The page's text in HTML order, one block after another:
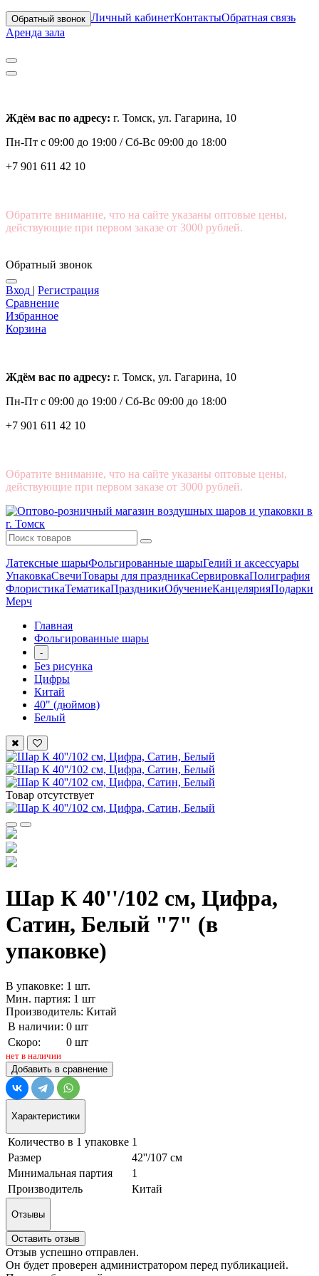
Обратный звонок Личный кабинетКонтактыОбратная связь
Аренда зала
Ждём вас по адресу: г. Томск, ул. Гагарина, 10
Пн-Пт с 09:00 до 19:00 /Сб-Вс 09:00 до 18:00
+7 901 611 42 10
Обратите внимание, что на сайте указаны оптовые цены,
действующие при первом заказе от 3000 рублей.
Обратный звонок
Вход | Регистрация
Сравнение
Избранное
Корзина
Ждём вас по адресу: г. Томск, ул. Гагарина, 10
Пн-Пт с 09:00 до 19:00 /Сб-Вс 09:00 до 18:00
+7 901 611 42 10
Обратите внимание, что на сайте указаны оптовые цены,
действующие при первом заказе от 3000 рублей.
Латексные шарыФольгированные шарыГелий и аксессуары
УпаковкаСвечиТовары для праздникаСервировкаПолиграфия
ФлористикаТематикаПраздникиОбучениеКанцелярияПодарки
Мерч
Главная
Фольгированные шары
-
Без рисунка
Цифры
Китай
40" (дюймов)
Белый
Товар отсутствует
Шар К 40''/102 см, Цифра,
Сатин, Белый "7" (в
упаковке)
В упаковке: 1 шт.
Мин. партия: 1 шт
Производитель: Китай
В наличии: 0 шт
Скоро:
0 шт
нет в наличии
Добавить в сравнение
Характеристики
Количество в 1 упаковке 1
Размер
42''/107 см
Минимальная партия
1
Производитель
Китай
Отзывы
Оставить отзыв
Отзыв успешно отправлен.
Он будет проверен администратором перед публикацией.